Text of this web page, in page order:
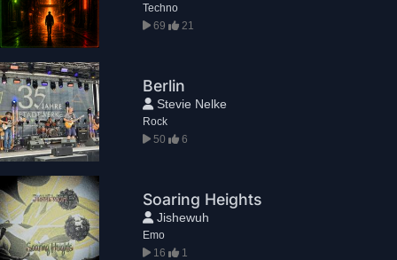
Techno
69
21
Berlin
Stevie Nelke
Rock
50
6
Soaring Heights
Jishewuh
Emo
16
1